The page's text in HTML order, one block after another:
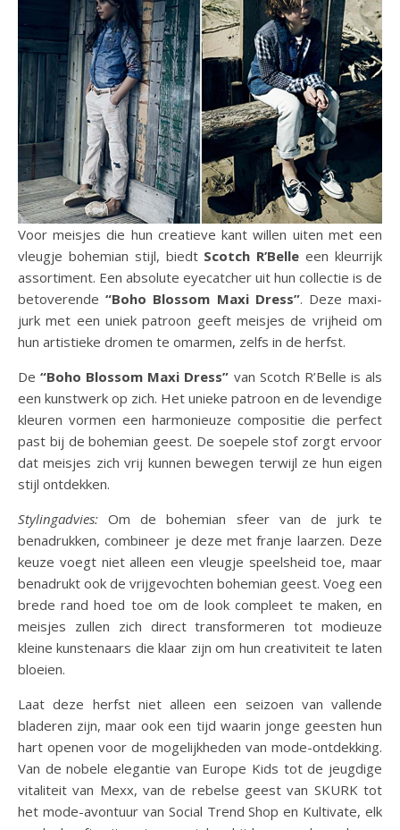
Voor meisjes die hun creatieve kant willen uiten met een
vleugje bohemian stijl, biedt Scotch R’Belle een kleurrijk
assortiment. Een absolute eyecatcher uit hun collectie is de
betoverende“Boho Blossom Maxi Dress”. Deze maxi-
jurk met een uniek patroon geeft meisjes de vrijheid om
hun artistieke dromen te omarmen, zelfs in de herfst.
De“Boho Blossom Maxi Dress” van Scotch R’Belle is als
een kunstwerk op zich. Het unieke patroon en de levendige
kleuren vormen een harmonieuze compositie die perfect
past bij de bohemian geest. De soepele stof zorgt ervoor
dat meisjes zich vrij kunnen bewegen terwijl ze hun eigen
stijl ontdekken.
Stylingadvies: Om de bohemian sfeer van de jurk te
benadrukken, combineer je deze met franje laarzen. Deze
keuze voegt niet alleen een vleugje speelsheid toe, maar
benadrukt ook de vrijgevochten bohemian geest. Voeg een
brede rand hoed toe om de look compleet te maken, en
meisjes zullen zich direct transformeren tot modieuze
kleine kunstenaars die klaar zijn om hun creativiteit te laten
bloeien.
Laat deze herfst niet alleen een seizoen van vallende
bladeren zijn, maar ook een tijd waarin jonge geesten hun
hart openen voor de mogelijkheden van mode-ontdekking.
Van de nobele elegantie van Europe Kids tot de jeugdige
vitaliteit van Mexx, van de rebelse geest van SKURK tot
het mode-avontuur van Social Trend Shop en Kultivate, elk